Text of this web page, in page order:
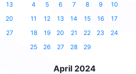
13
20
27
4
5 6 7 8 9
10
11
12 13 14 15 16
17
18
19 20 21 22 23
24
25
26 27 28 29
April 2024